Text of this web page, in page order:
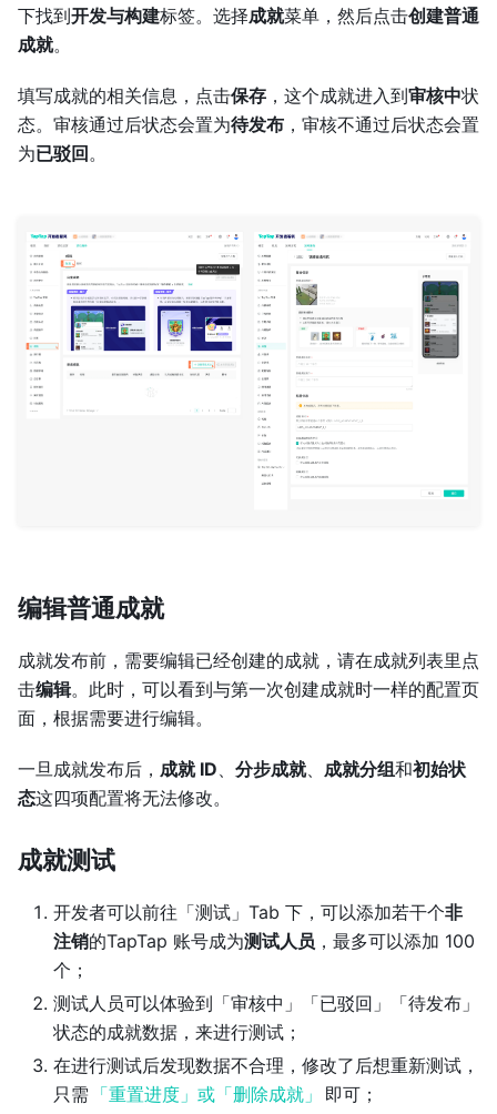
下找到开发与构建标签。选择成就菜单，然后点击创建普通
成就。
填写成就的相关信息，点击保存 ，这个成就进入到审核中状
态。审核通过后状态会置为待发布 ，审核不通过后状态会置
为已驳回 。
编辑普通成就
成就发布前，需要编辑已经创建的成就，请在成就列表里点
击编辑。此时，可以看到与第一次创建成就时一样的配置页
面，根据需要进行编辑。
一旦成就发布后， 成就 ID 分步成就、 成就分组和初始状
态这四项配置将无法修改。
成就测试
开发者可以前往「测试」Tab 下，可以添加若干个非
注销的TapTap 账号成为测试人员 ，最多可以添加 100
个；
测试人员可以体验到「审核中」「已驳回」「待发布」
状态的成就数据，来进行测试；
在进行测试后发现数据不合理，修改了后想重新测试，
只需 「重置进度」或「删除成就」
即可；